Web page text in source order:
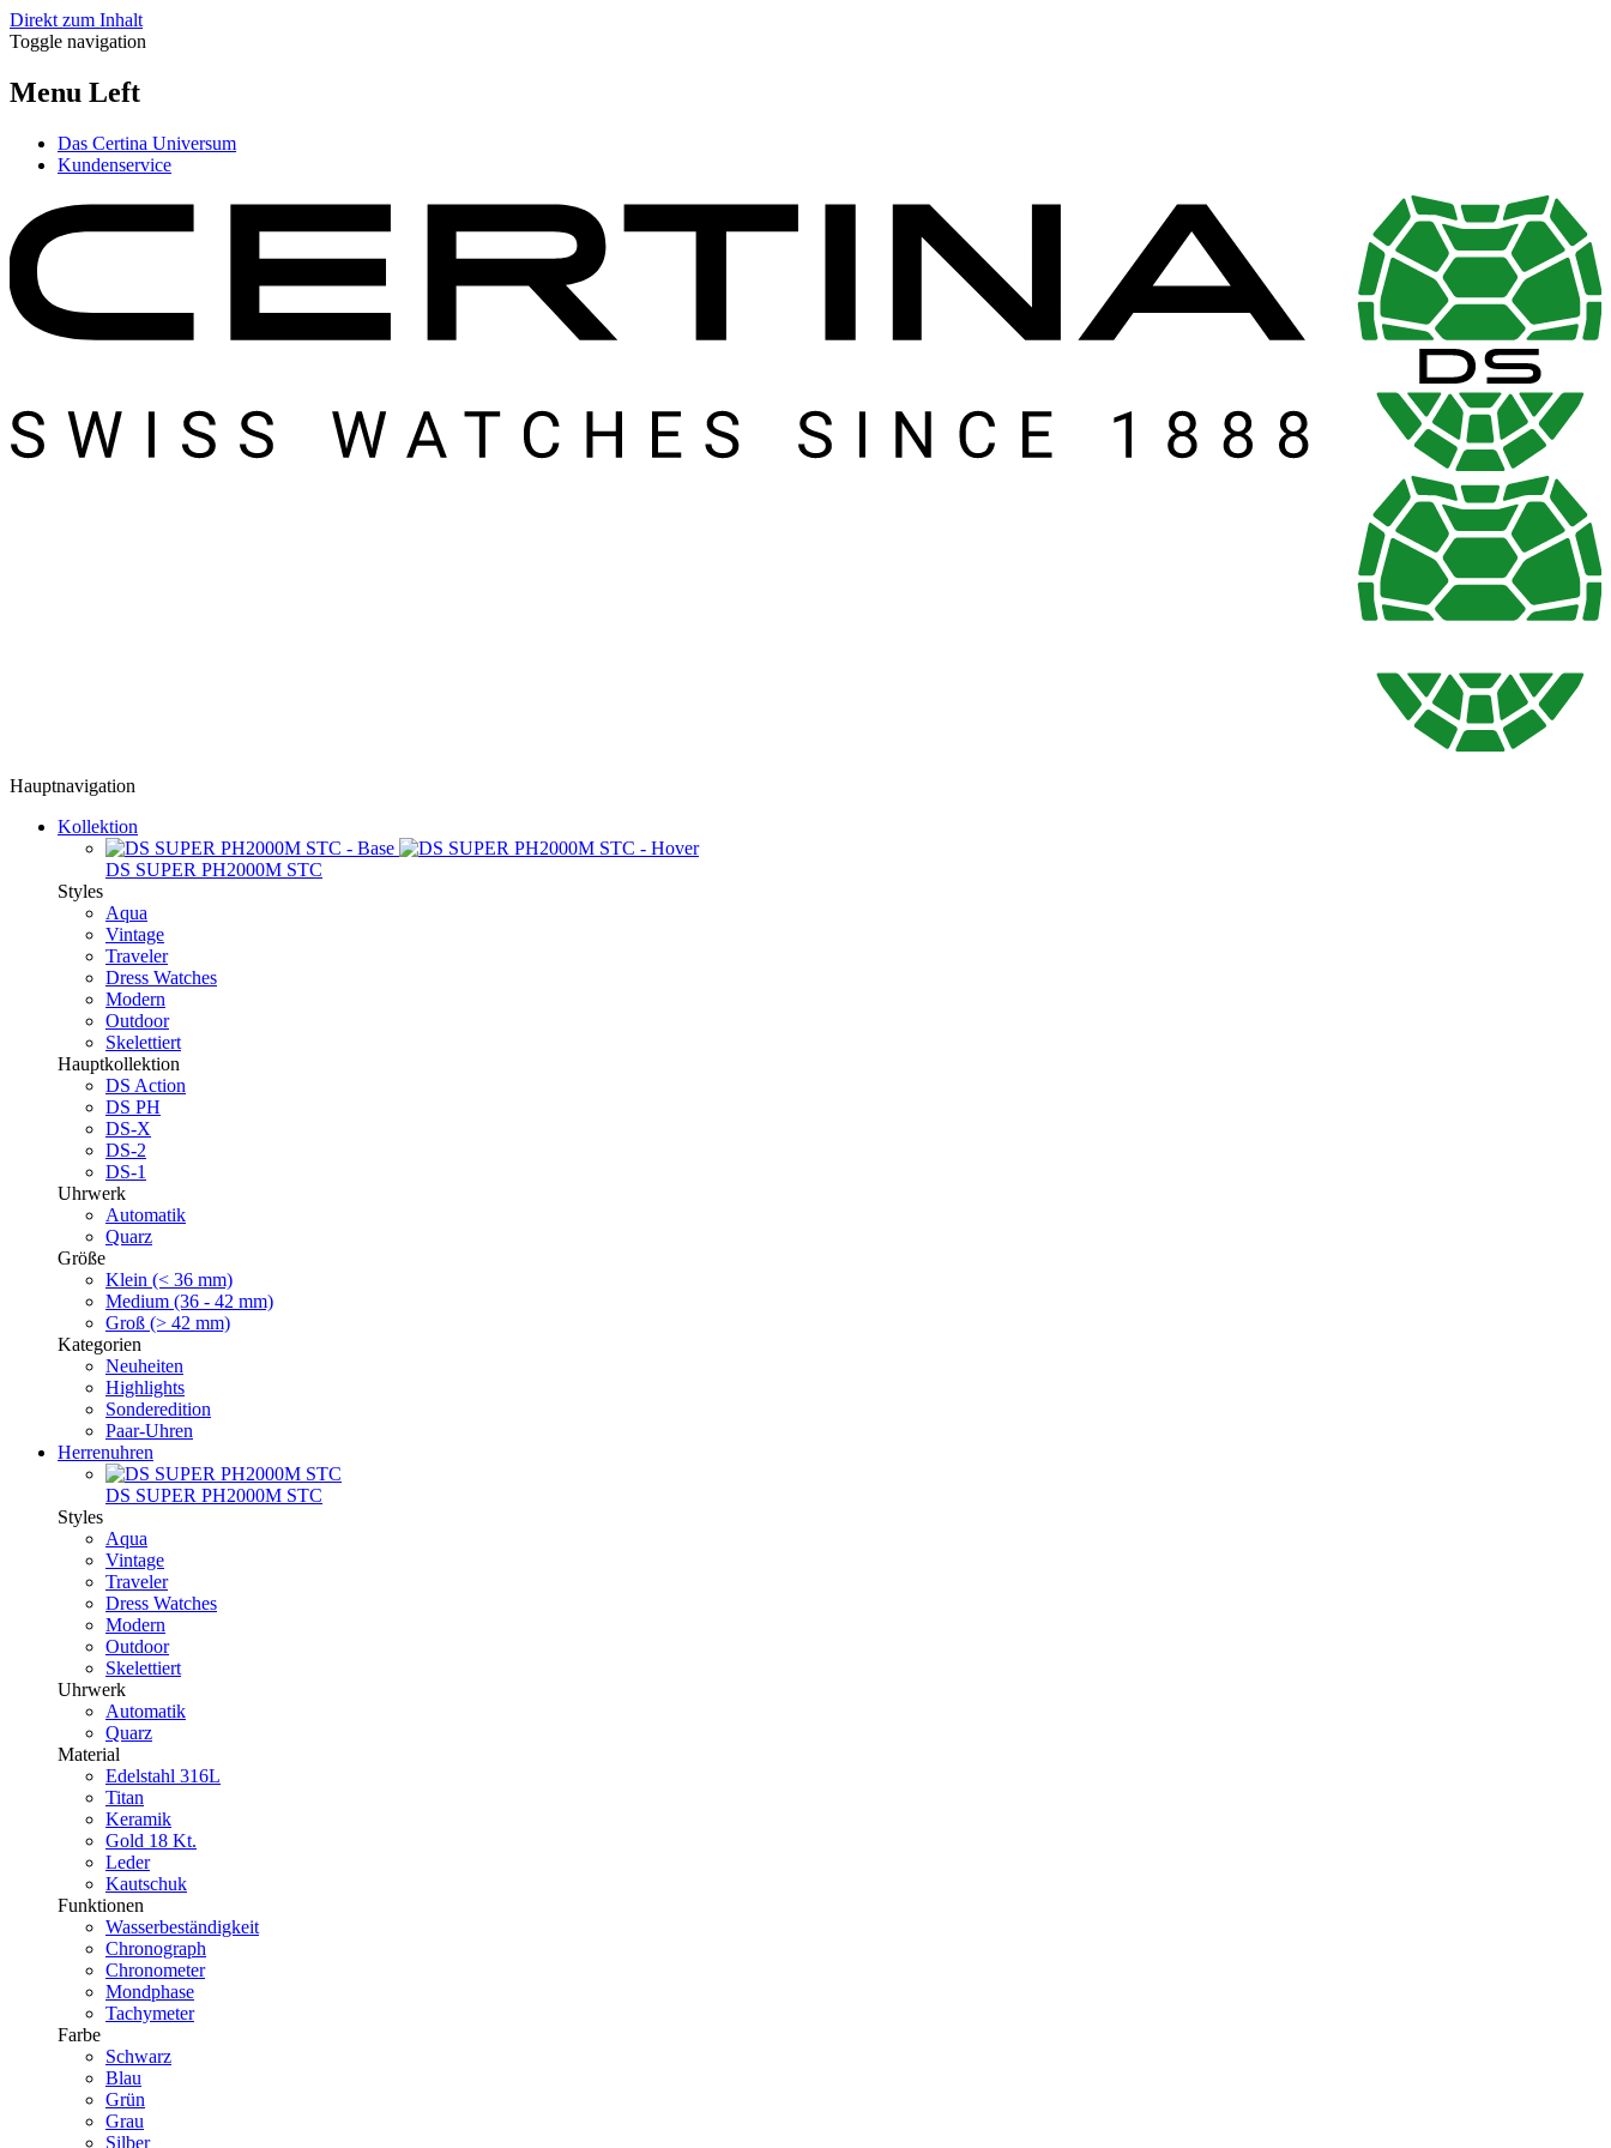
Direkt zum Inhalt
Toggle navigation
Menu Left
Das Certina Universum
Kundenservice
Hauptnavigation
Kollektion
DS SUPER PH2000M STC
Styles
Aqua
Vintage
Traveler
Dress Watches
Modern
Outdoor
Skelettiert
Hauptkollektion
DS Action
DS PH
DS-X
DS-2
DS-1
Uhrwerk
Automatik
Quarz
Größe
Klein (< 36 mm)
Medium (36 - 42 mm)
Groß (> 42 mm)
Kategorien
Neuheiten
Highlights
Sonderedition
Paar-Uhren
Herrenuhren
DS SUPER PH2000M STC
Styles
Aqua
Vintage
Traveler
Dress Watches
Modern
Outdoor
Skelettiert
Uhrwerk
Automatik
Quarz
Material
Edelstahl 316L
Titan
Keramik
Gold 18 Kt.
Leder
Kautschuk
Funktionen
Wasserbeständigkeit
Chronograph
Chronometer
Mondphase
Tachymeter
Farbe
Schwarz
Blau
Grün
Grau
Silber